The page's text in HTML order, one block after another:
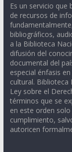
Es un servicio
de recursos de
bibliográficos,
a la Biblioteca
difusión del
documental del
especial énfasis
cultural. Biblioteca
Ley sobre el
términos que se
en este orden
cumplimiento,
autoricen